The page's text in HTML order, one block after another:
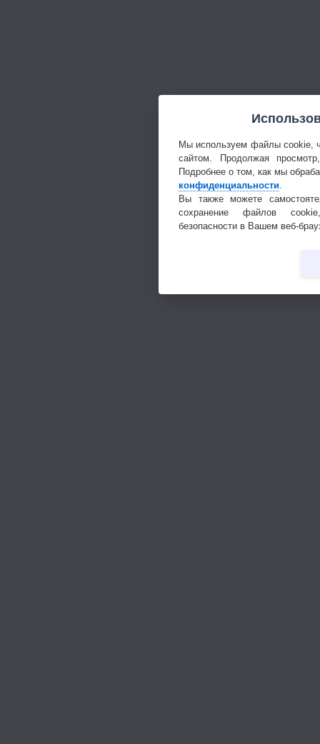
Мы используем файлы cookie,
сайтом. Продолжая
Подробнее о том, как мы
конфиденциальности.
Вы также можете
сохранение файлов
безопасности в Вашем веб-